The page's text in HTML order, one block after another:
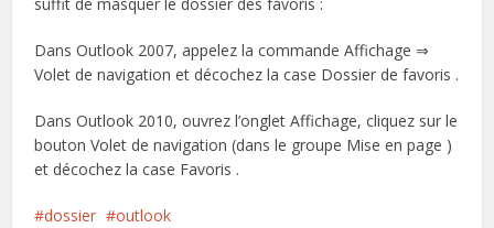
Dans Outlook 2007, appelez la commande Affichage ⇒
Volet de navigation et décochez la case Dossier de favoris .
Dans Outlook 2010, ouvrez l’onglet Affichage, cliquez sur le
bouton Volet de navigation (dans le groupe Mise en page )
et décochez la case Favoris .
dossier outlook